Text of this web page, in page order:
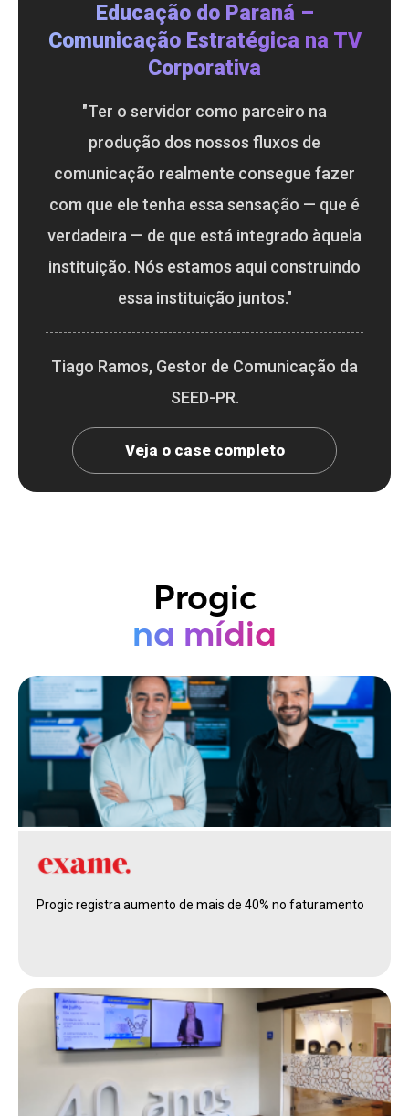
Educação do Paraná –
Comunicação Estratégica na TV
Corporativa
"Ter o servidor como parceiro na
produção dos nossos fluxos de
comunicação realmente consegue fazer
com que ele tenha essa sensação — que é
verdadeira — de que está integrado àquela
instituição. Nós estamos aqui construindo
essa instituição juntos."
Tiago Ramos, Gestor de Comunicação da
SEED-PR.
Veja o case completo
Progic
na mídia
Progic registra aumento de mais de 40% no faturamento